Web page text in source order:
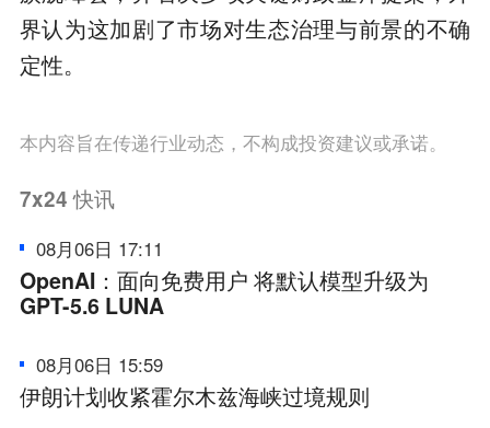
界认为这加剧了市场对生态治理与前景的不确
定性。
本内容旨在传递行业动态，不构成投资建议或承诺。
7x24快讯
08月06日 17:11
OpenAI：面向免费用户 将默认模型升级为
GPT-5.6 LUNA
08月06日 15:59
伊朗计划收紧霍尔木兹海峡过境规则